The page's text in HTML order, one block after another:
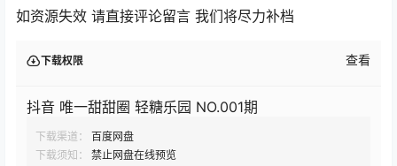
如资源失效 请直接评论留言 我们将尽力补档
下载权限 查看
抖音 唯一甜甜圈 轻糖乐园 NO.001期
下载渠道：
百度网盘
下载须知：
禁止网盘在线预览